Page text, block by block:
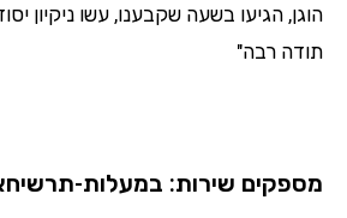
הוגן, הגיעו בשעה שקבענו, עשו ניקיון
תודה רבה"
מספקים שירות: במעלות-